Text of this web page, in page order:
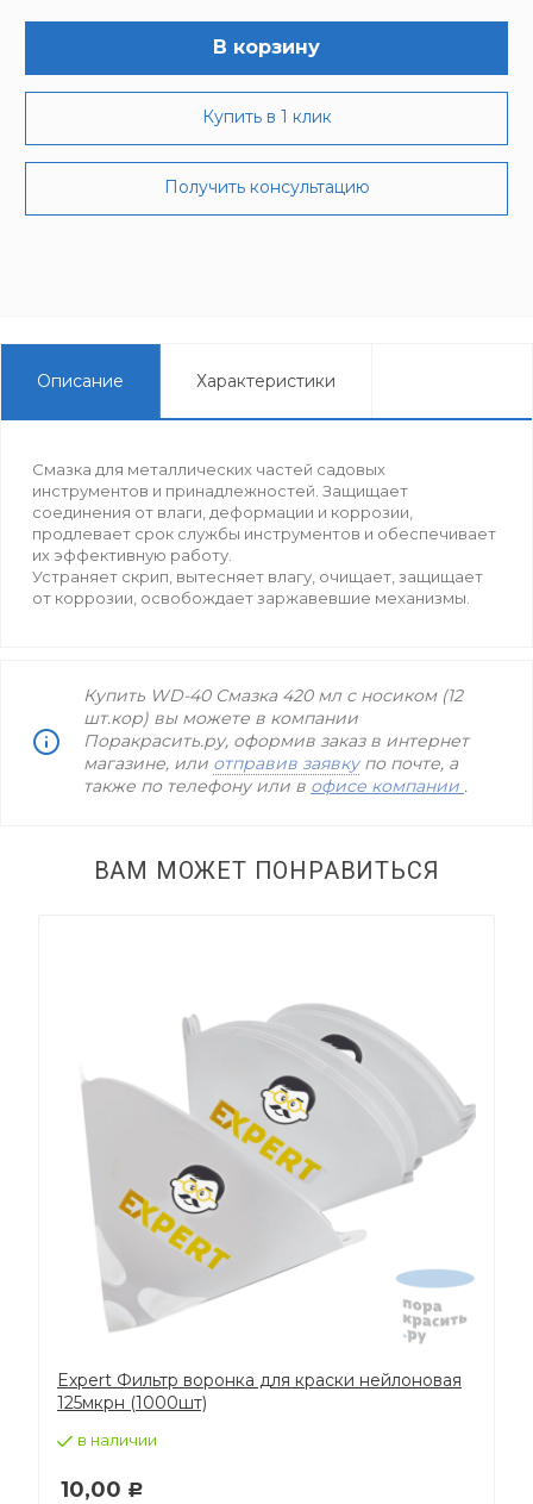
В корзину
Купить в 1 клик
Получить консультацию
Описание Характеристики
Смазка для металлических частей садовых
инструментов и принадлежностей. Защищает
соединения от влаги, деформации и коррозии,
продлевает срок службы инструментов и обеспечивает
их эффективную работу.
Устраняет скрип, вытесняет влагу, очищает, защищает
от коррозии, освобождает заржавевшие механизмы.
Купить WD-40 Смазка 420 мл с носиком (12
шт.кор) вы можете в компании
Поракрасить.ру, оформив заказ в интернет
магазине, или отправив заявкупо почте, а
также по телефону или в офисе компании .
ВАМ МОЖЕТ ПОНРАВИТЬСЯ
Expert Фильтр воронка для краски нейлоновая
125мкрн (1000шт)
в наличии
10,00 Р